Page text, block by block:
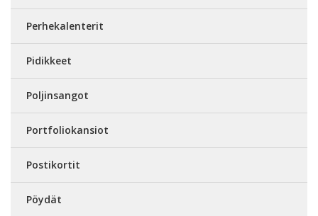
Perhekalenterit
Pidikkeet
Poljinsangot
Portfoliokansiot
Postikortit
Pöydät